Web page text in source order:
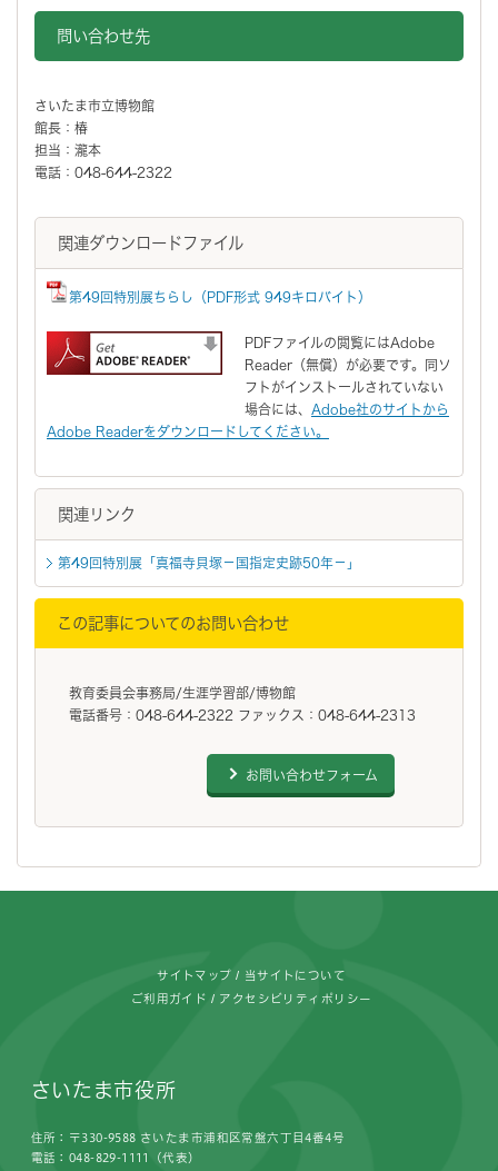
問い合わせ先
さいたま市立博物館
館長：椿
担当：瀧本
電話：048-644-2322
関連ダウンロードファイル
第49回特別展ちらし（PDF形式 949キロバイト）
PDFファイルの閲覧にはAdobe
Reader（無償）が必要です。同ソ
フトがインストールされていない
場合には、 Adobe社のサイトから
Adobe Readerをダウンロードしてください。
関連リンク
第49回特別展「真福寺貝塚－国指定史跡50年－」
この記事についてのお問い合わせ
教育委員会事務局/生涯学習部/博物館
電話番号：048-644-2322 ファックス：048-644-2313
お問い合わせフォーム
サイトマップ 当サイトについて
ご利用ガイド アクセシビリティポリシー
さいたま市役所
住所：〒330-9588 さいたま市浦和区常盤六丁目4番4号
電話：048-829-1111（代表）